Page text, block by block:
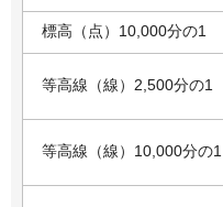
標高（点）10,000分の1
等高線（線）2,500分の1
等高線（線）10,000分の1